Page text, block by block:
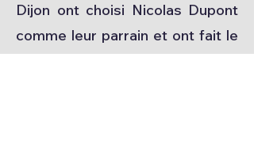
Dijon ont choisi Nicolas Dupont
comme leur parrain et ont fait le